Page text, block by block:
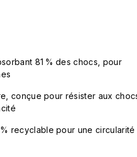
81 % des chocs, pour
conçue pour résister aux
recyclable pour une circularité